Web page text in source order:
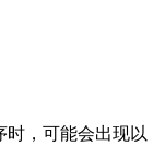
时，可能会出现以